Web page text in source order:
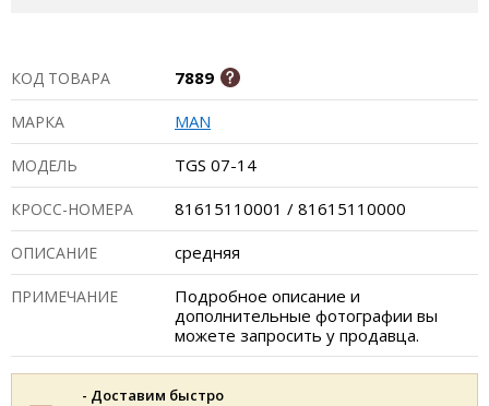
КОД ТОВАРА 7889
МАРКА MAN
МОДЕЛЬ TGS 07-14
КРОСС-НОМЕРА 81615110001 / 81615110000
ОПИСАНИЕ средняя
ПРИМЕЧАНИЕ
Подробное описание и
дополнительные фотографии вы
можете запросить у продавца.
- Доставим быстро